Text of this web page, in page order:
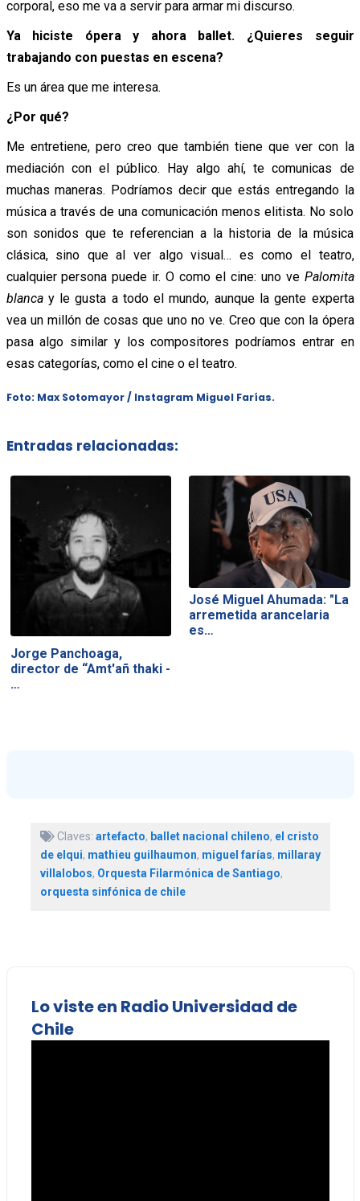
corporal, eso me va a servir para armar mi discurso.
Ya hiciste ópera y ahora ballet. ¿Quieres seguir
trabajando con puestas en escena?
Es un área que me interesa.
¿Por qué?
Me entretiene, pero creo que también tiene que ver con la
mediación con el público. Hay algo ahí, te comunicas de
muchas maneras. Podríamos decir que estás entregando la
música a través de una comunicación menos elitista. No solo
son sonidos que te referencian a la historia de la música
clásica, sino que al ver algo visual… es como el teatro,
cualquier persona puede ir. O como el cine: uno ve Palomita
blancay le gusta a todo el mundo, aunque la gente experta
vea un millón de cosas que uno no ve. Creo que con la ópera
pasa algo similar y los compositores podríamos entrar en
esas categorías, como el cine o el teatro.
Foto: Max Sotomayor / Instagram Miguel Farías.
Entradas relacionadas:
Jorge Panchoaga,
director de “Amt'añ thaki -
…
José Miguel Ahumada: "La
arremetida arancelaria
es…
Claves: artefacto, ballet nacional chileno, el cristo
de elqui, mathieu guilhaumon, miguel farías, millaray
villalobos, Orquesta Filarmónica de Santiago,
orquesta sinfónica de chile
Lo viste en Radio Universidad de
Chile